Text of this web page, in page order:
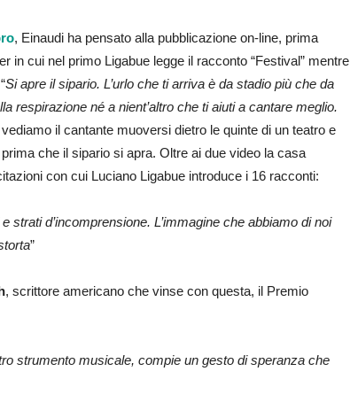
, Einaudi ha pensato alla pubblicazione on-line, prima
in cui nel primo Ligabue legge il racconto “Festival” mentre
Si apre il sipario. L’urlo che ti arriva è da stadio più che da
respirazione né a nient’altro che ti aiuti a cantare meglio.
vediamo il cantante muoversi dietro le quinte di un teatro e
che il sipario si apra. Oltre ai due video la casa
con cui Luciano Ligabue introduce i 16 racconti:
strati d’incomprensione. L’immagine che abbiamo di noi
”
, scrittore americano che vinse con questa, il Premio
strumento musicale, compie un gesto di speranza che